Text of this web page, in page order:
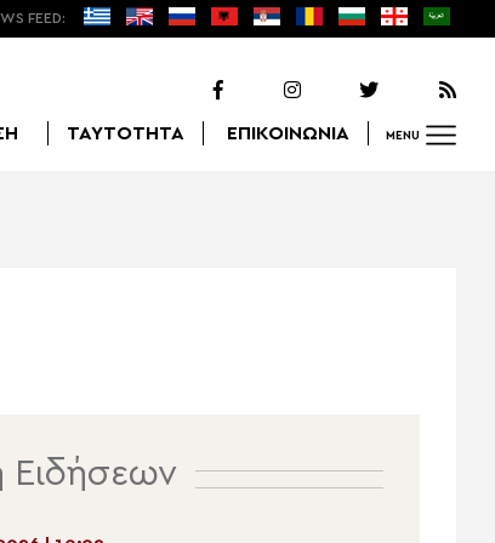
FEED:
ΤΑΥΤΟΤΗΤΑ ΕΠΙΚΟΙΝΩΝΙΑ MENU
Ειδήσεων